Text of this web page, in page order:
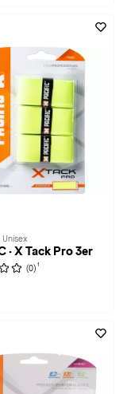
Unisex
· X Tack Pro 3er
(0) 1